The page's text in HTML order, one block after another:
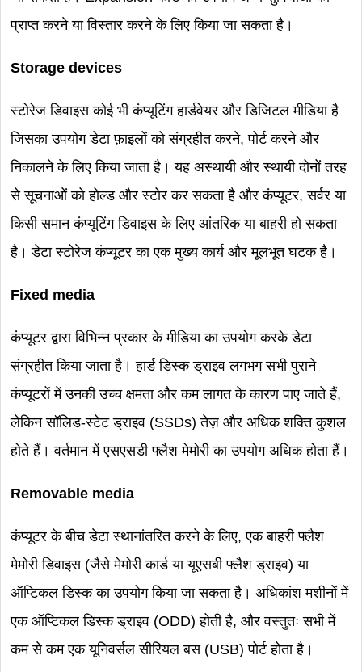
प्राप्त करने या विस्तार करने के लिए किया जा सकता है।
Storage devices
स्टोरेज डिवाइस कोई भी कंप्यूटिंग हार्डवेयर और डिजिटल मीडिया है
जिसका उपयोग डेटा फ़ाइलों को संग्रहीत करने, पोर्ट करने और
निकालने के लिए किया जाता है। यह अस्थायी और स्थायी दोनों तरह
से सूचनाओं को होल्ड और स्टोर कर सकता है और कंप्यूटर, सर्वर या
किसी समान कंप्यूटिंग डिवाइस के लिए आंतरिक या बाहरी हो सकता
है। डेटा स्टोरेज कंप्यूटर का एक मुख्य कार्य और मूलभूत घटक है।
Fixed media
कंप्यूटर द्वारा विभिन्न प्रकार के मीडिया का उपयोग करके डेटा
संग्रहीत किया जाता है। हार्ड डिस्क ड्राइव लगभग सभी पुराने
कंप्यूटरों में उनकी उच्च क्षमता और कम लागत के कारण पाए जाते हैं,
लेकिन सॉलिड-स्टेट ड्राइव (SSDs) तेज़ और अधिक शक्ति कुशल
होते हैं। वर्तमान में एसएसडी फ्लैश मेमोरी का उपयोग अधिक होता हैं।
Removable media
कंप्यूटर के बीच डेटा स्थानांतरित करने के लिए, एक बाहरी फ्लैश
मेमोरी डिवाइस (जैसे मेमोरी कार्ड या यूएसबी फ्लैश ड्राइव) या
ऑप्टिकल डिस्क का उपयोग किया जा सकता है। अधिकांश मशीनों में
एक ऑप्टिकल डिस्क ड्राइव (ODD) होती है, और वस्तुतः सभी में
कम से कम एक यूनिवर्सल सीरियल बस (USB) पोर्ट होता है।